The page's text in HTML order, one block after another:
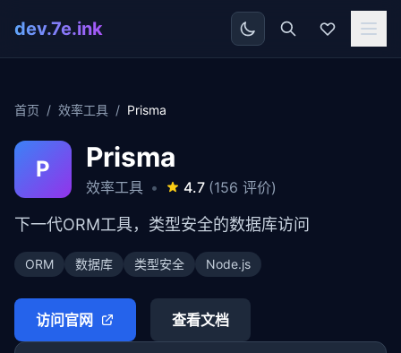
dev.7e.ink
首页 / 效率工具 / Prisma
P Prisma
效率工具 • 4.7 (156 评价)
下一代ORM工具，类型安全的数据库访问
ORM 数据库 类型安全 Node.js
访问官网 查看文档